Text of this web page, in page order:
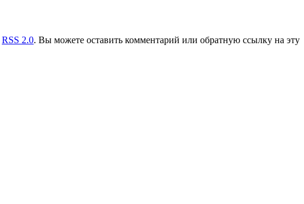
RSS 2.0. Вы можете оставить комментарий или обратную ссылку на эту